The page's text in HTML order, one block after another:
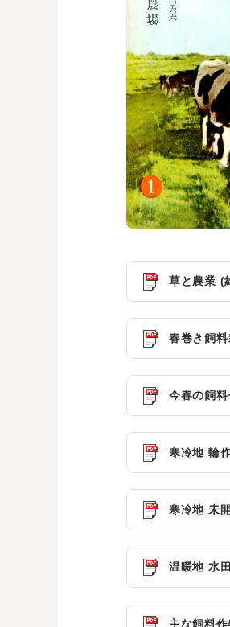
草と農業 (
春巻き飼
今春の飼
寒冷地 輪
寒冷地 未
温暖地 水
主な飼料